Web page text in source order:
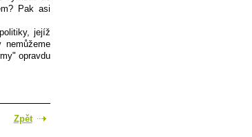
Pak asi
jejíž
opravdu
Zpět